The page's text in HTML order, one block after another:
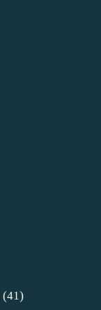
(41)